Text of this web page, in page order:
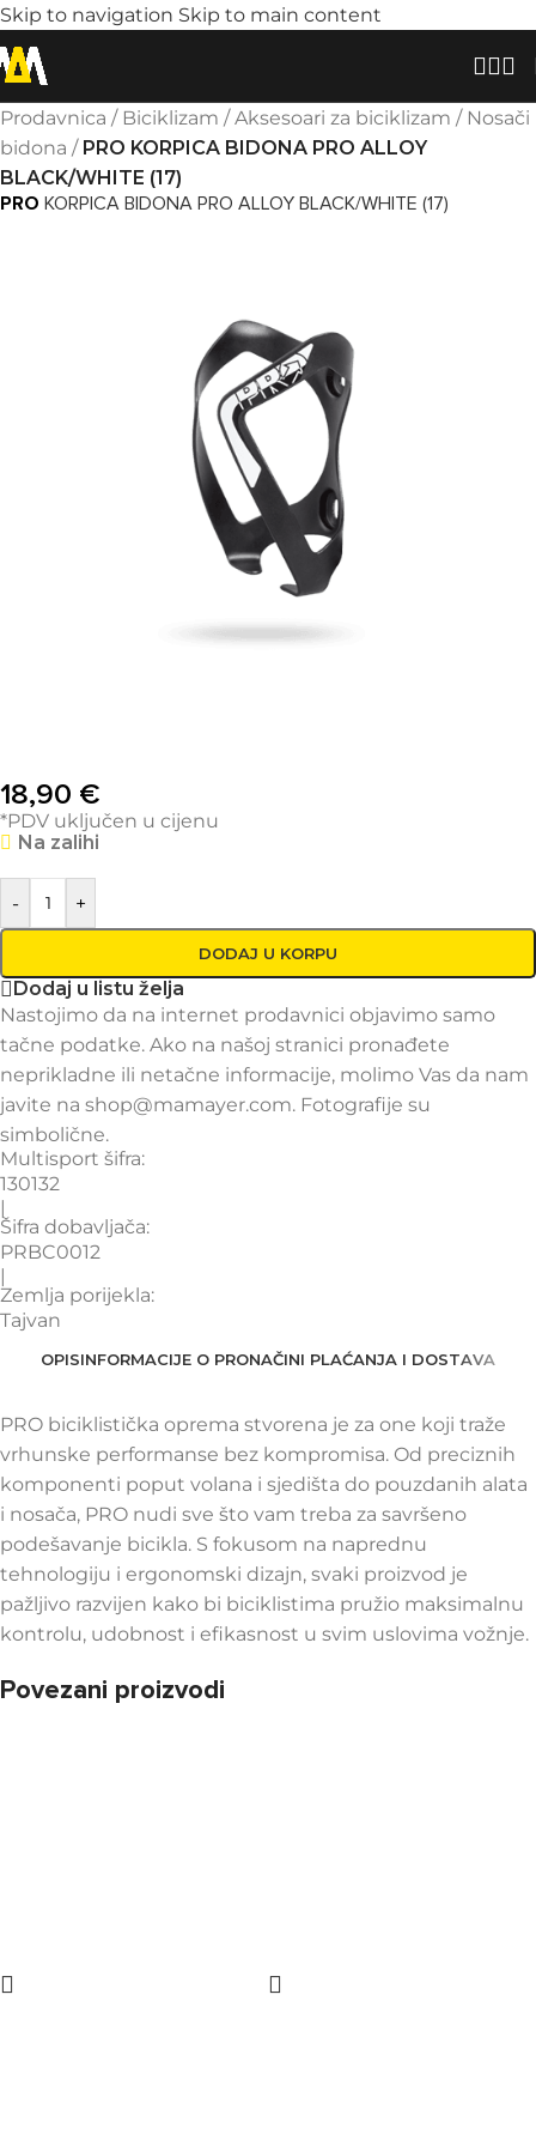
Skip to navigation Skip to main content
Prodavnica / Biciklizam /Aksesoari za biciklizam / Nosači
bidona / PRO KORPICA BIDONA PRO ALLOY
BLACK/WHITE (17)
PRO KORPICA BIDONA PRO ALLOY BLACK/WHITE (17)
18,90 €
*PDV uključen u cijenu
Na zalihi
- +
DODAJ U KORPU
Dodaj u listu želja
Nastojimo da na internet prodavnici objavimo samo
tačne podatke. Ako na našoj stranici pronađete
neprikladne ili netačne informacije, molimo Vas da nam
javite na shop@mamayer.com. Fotografije su
simbolične.
Multisport šifra:
130132
|
Šifra dobavljača:
PRBC0012
|
Zemlja porijekla:
Tajvan
OPISINFORMACIJE O PRONAČINI PLAĆANJA I DOSTAVA
PRO biciklistička oprema stvorena je za one koji traže
vrhunske performanse bez kompromisa. Od preciznih
komponenti poput volana i sjedišta do pouzdanih alata
i nosača, PRO nudi sve što vam treba za savršeno
podešavanje bicikla. S fokusom na naprednu
tehnologiju i ergonomski dizajn, svaki proizvod je
pažljivo razvijen kako bi biciklistima pružio maksimalnu
kontrolu, udobnost i efikasnost u svim uslovima vožnje.
Povezani proizvodi